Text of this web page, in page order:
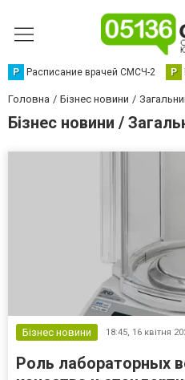
Р Расписание врачей СМСЧ-2 Р
Головна Бізнес новини
Бізнес новини /
Бізнес новини 18:45, 16 квітня
Роль лабораторных